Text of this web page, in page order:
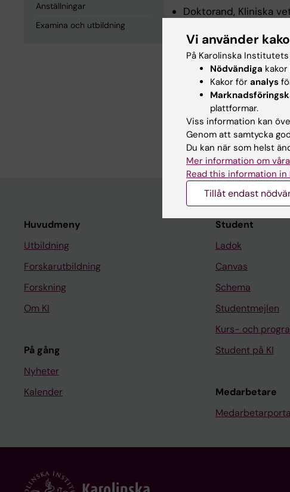
Anställningar
Examina och utbildning
Doktorand, Kliniska
Examina och
Medicine
Medicine
Huvudmeny
Utbildning
Forskarutbildning
Forskning
Om KI
På gång
Nyheter
Kalender
Student
Ladok
Canvas
Schema
Studentmejlen
Kurs- och
Student på KI
Medarbetare
Vi använder
På Karolinska
Nödvändiga
Kakor för analys
plattformar.
Viss information kan
Genom att samtycka
Du kan när som helst
Mer information om
Read this information in
Tillåt endast